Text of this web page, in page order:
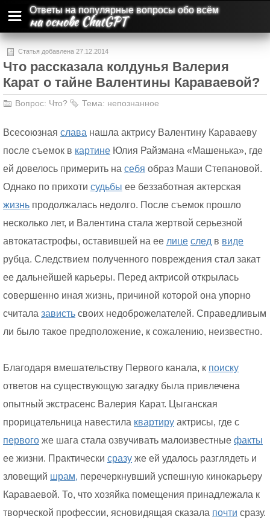
Ответы на популярные вопросы обо всём
на основе ChatGPT
Статья добавлена 27.12.2014
Что рассказала колдунья Валерия
Карат о тайне Валентины Караваевой?
Вопрос: Что? Тема: непознанное
Всесоюзная слава нашла актрису Валентину Караваеву
после съемок в картине Юлия Райзмана «Машенька», где
ей довелось примерить на себя образ Маши Степановой.
Однако по прихоти судьбы ее беззаботная актерская
жизнь продолжалась недолго. После съемок прошло
несколько лет, и Валентина стала жертвой серьезной
автокатастрофы, оставившей на ее лице след в виде
рубца. Следствием полученного повреждения стал закат
ее дальнейшей карьеры. Перед актрисой открылась
совершенно иная жизнь, причиной которой она упорно
считала зависть своих недоброжелателей. Справедливым
ли было такое предположение, к сожалению, неизвестно.
Благодаря вмешательству Первого канала, к поиску
ответов на существующую загадку была привлечена
опытный экстрасенс Валерия Карат. Цыганская
прорицательница навестила квартиру актрисы, где с
первого же шага стала озвучивать малоизвестные факты
ее жизни. Практически сразу же ей удалось разглядеть и
зловещий шрам, перечеркнувший успешную кинокарьеру
Караваевой. То, что хозяйка помещения принадлежала к
творческой профессии, ясновидящая сказала почти сразу.